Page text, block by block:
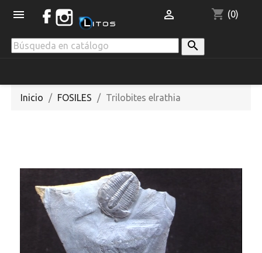
 shopping_cart (0)


Inicio FOSILES Trilobites elrathia